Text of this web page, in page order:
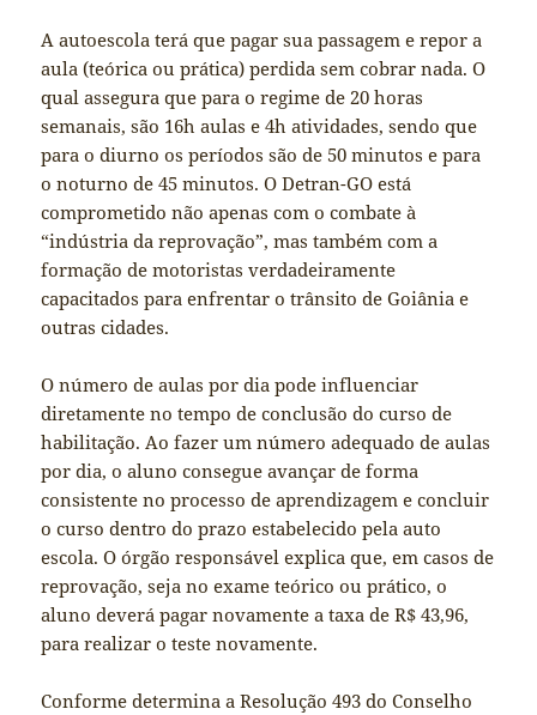
A autoescola terá que pagar sua passagem e repor a
aula (teórica ou prática) perdida sem cobrar nada. O
qual assegura que para o regime de 20 horas
semanais, são 16h aulas e 4h atividades, sendo que
para o diurno os períodos são de 50 minutos e para
o noturno de 45 minutos. O Detran-GO está
comprometido não apenas com o combate à
“indústria da reprovação”, mas também com a
formação de motoristas verdadeiramente
capacitados para enfrentar o trânsito de Goiânia e
outras cidades.
O número de aulas por dia pode influenciar
diretamente no tempo de conclusão do curso de
habilitação. Ao fazer um número adequado de aulas
por dia, o aluno consegue avançar de forma
consistente no processo de aprendizagem e concluir
o curso dentro do prazo estabelecido pela auto
escola. O órgão responsável explica que, em casos de
reprovação, seja no exame teórico ou prático, o
aluno deverá pagar novamente a taxa de R$ 43,96,
para realizar o teste novamente.
Conforme determina a Resolução 493 do Conselho